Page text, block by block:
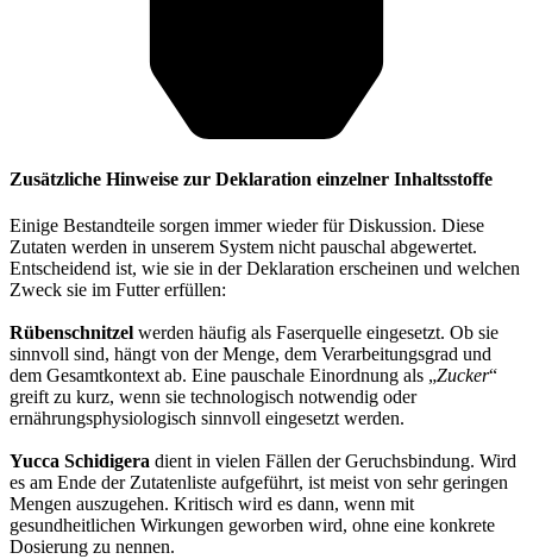
Zusätzliche Hinweise zur Deklaration einzelner Inhaltsstoffe
Einige Bestandteile sorgen immer wieder für Diskussion. Diese
Zutaten werden in unserem System nicht pauschal abgewertet.
Entscheidend ist, wie sie in der Deklaration erscheinen und welchen
Zweck sie im Futter erfüllen:
Rübenschnitzel werden häufig als Faserquelle eingesetzt. Ob sie
sinnvoll sind, hängt von der Menge, dem Verarbeitungsgrad und
dem Gesamtkontext ab. Eine pauschale Einordnung als „Zucker“
greift zu kurz, wenn sie technologisch notwendig oder
ernährungsphysiologisch sinnvoll eingesetzt werden.
Yucca Schidigera dient in vielen Fällen der Geruchsbindung. Wird
es am Ende der Zutatenliste aufgeführt, ist meist von sehr geringen
Mengen auszugehen. Kritisch wird es dann, wenn mit
gesundheitlichen Wirkungen geworben wird, ohne eine konkrete
Dosierung zu nennen.